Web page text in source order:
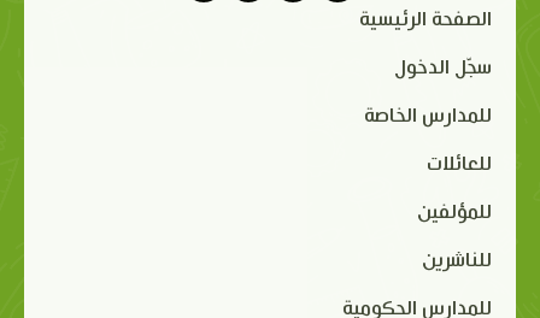
الصفحة الرئيسية
سجّل الدخول
للمدارس الخاصة
للعائلات
للمؤلفين
للناشرين
للمدارس الحكومية